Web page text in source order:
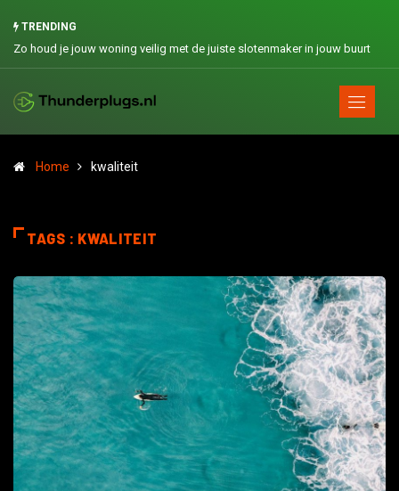
TRENDING
Zo houd je jouw woning veilig met de juiste slotenmaker in jouw buurt
Home kwaliteit
TAGS : KWALITEIT